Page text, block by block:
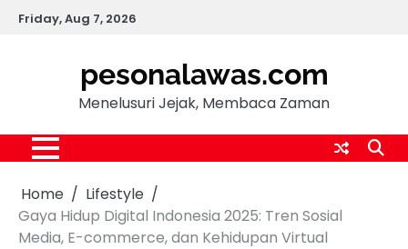
SkipFriday, Aug 7, 2026
pesonalawas.com
Menelusuri Jejak, Membaca Zaman
Home
Lifestyle
Gaya Hidup Digital Indonesia 2025: Tren Sosial
Media, E-commerce, dan Kehidupan Virtual